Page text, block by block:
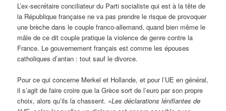
L’ex-secrétaire conciliateur du Parti socialiste qui est à la tête de
la République française ne va pas prendre le risque de provoquer
une brèche dans le couple franco-allemand, quand bien même le
mâle de ce dit couple pratique la violence de genre contre la
France. Le gouvernement français est comme les épouses
catholiques d’antan : tout sauf le divorce.
Pour ce qui concerne Merkel et Hollande, et pour l’UE en général,
il s’agit de faire croire que la Grèce sort de l’euro par son propre
choix, alors qu’ils la chassent. «Les déclarations lénifiantes de